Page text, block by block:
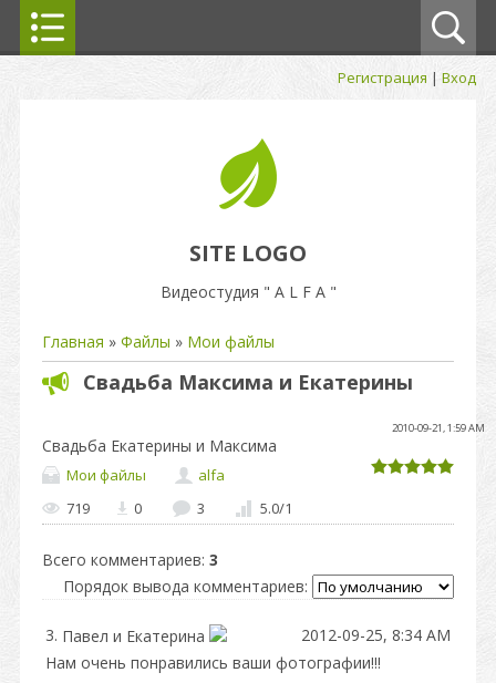
Регистрация |Вход
SITE LOGO
Видеостудия " A L F A "
Главная » Файлы » Мои файлы
Свадьба Максима и Екатерины
2010-09-21, 1:59 AM
Свадьба Екатерины и Максима
Мои файлы
alfa
719
0 3 5.0/1
Всего комментариев: 3
Порядок вывода комментариев:
3. Павел и Екатерина
2012-09-25, 8:34 AM
Нам очень понравились ваши фотографии!!!